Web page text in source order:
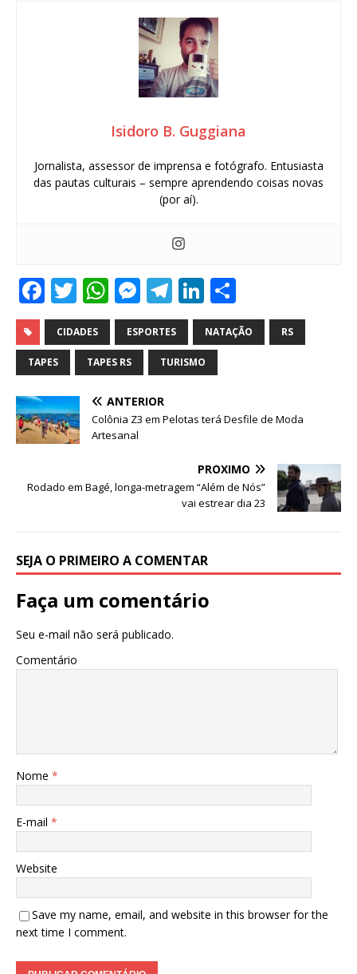
Isidoro B. Guggiana
Jornalista, assessor de imprensa e fotógrafo. Entusiasta
das pautas culturais – sempre aprendendo coisas novas
(por aí).
F
a
c
e
b
o
o
T
w
it
te
r
W
h
at
s
A
p
p
M
e
ss
e
n
g
T
el
e
g
m
Li
n
k
e
n
h
ar
CIDADES ESPORTES NATAÇÃO RS
TAPES TAPES RS TURISMO
ANTERIOR
Colônia Z3 em Pelotas terá Desfile de Moda
Artesanal
PRÓXIMO
Rodado em Bagé, longa-metragem “Além de Nós”
vai estrear dia 23
SEJA O PRIMEIRO A COMENTAR
Faça um comentário
Seu e-mail não será publicado.
Comentário
Nome *
E-mail *
Website
Save my name, email, and website in this browser for the
next time I comment.